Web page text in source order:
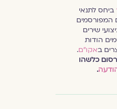
ביחס לתנאי
המפורסמים
שירים
הודות
באקו״ם.
כלשהו
.